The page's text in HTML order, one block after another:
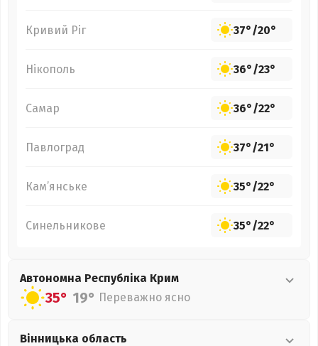
Кривий Ріг 37°/20°
Нікополь 36°/23°
Самар 36°/22°
Павлоград 37°/21°
Кам’янське 35°/22°
Синельникове 35°/22°
Автономна Республіка Крим
35° 19° Переважно ясно
Вінницька область